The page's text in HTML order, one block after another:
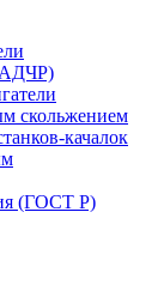
скольжением
качалок
(ГОСТ Р)